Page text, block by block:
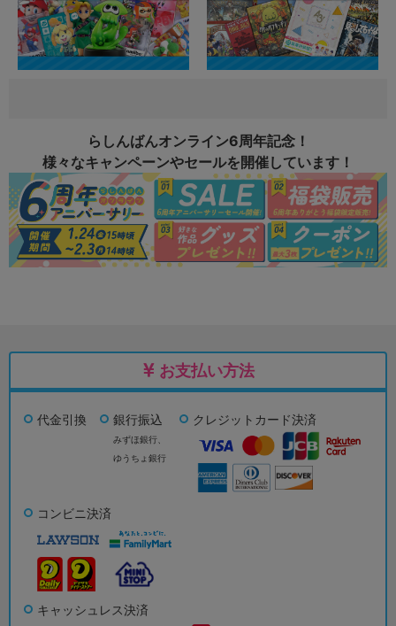
らしんばんオンライン6周年記念！
様々なキャンペーンやセールを開催しています！
お支払い方法
代金引換 銀行振込
みずほ銀行、
ゆうちょ銀行
クレジットカード決済
コンビニ決済
キャッシュレス決済